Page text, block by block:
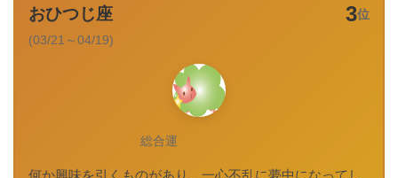
3位
おひつじ座
(03/21～04/19)
総合運
何か興味を引くものがあり、一心不乱に夢中になってし